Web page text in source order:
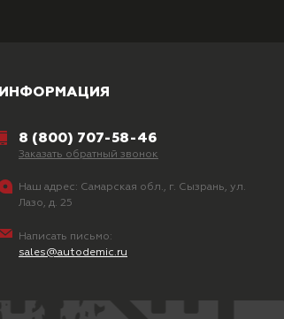
ИНФОРМАЦИЯ
8 (800) 707-58-46
Заказать обратный звонок
Наш адрес: Самарская обл., г. Сызрань, ул.
Лазо, д. 25
Написать письмо:
sales@autodemic.ru